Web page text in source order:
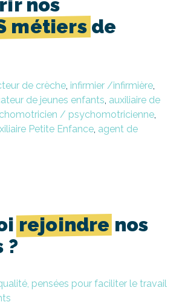
nos
métiersde
de crèche, infirmier /infirmière,
de jeunes enfants, auxiliaire de
/ psychomotricienne,
Petite Enfance, agent de
rejoindre nos
?
pensées pour faciliter le travail